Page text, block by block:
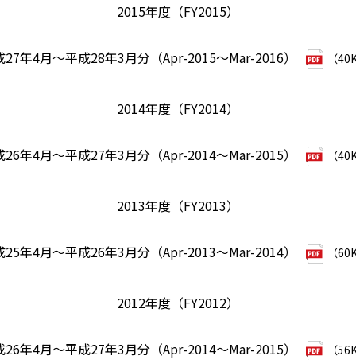
2015年度（FY2015）
27年4月～平成28年3月分（Apr-2015～Mar-2016） （
2014年度（FY2014）
26年4月～平成27年3月分（Apr-2014～Mar-2015） （
2013年度（FY2013）
25年4月～平成26年3月分（Apr-2013～Mar-2014） （
2012年度（FY2012）
26年4月～平成27年3月分（Apr-2014～Mar-2015） （